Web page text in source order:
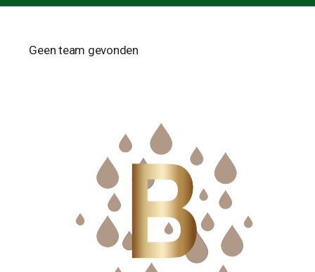
Geen team gevonden